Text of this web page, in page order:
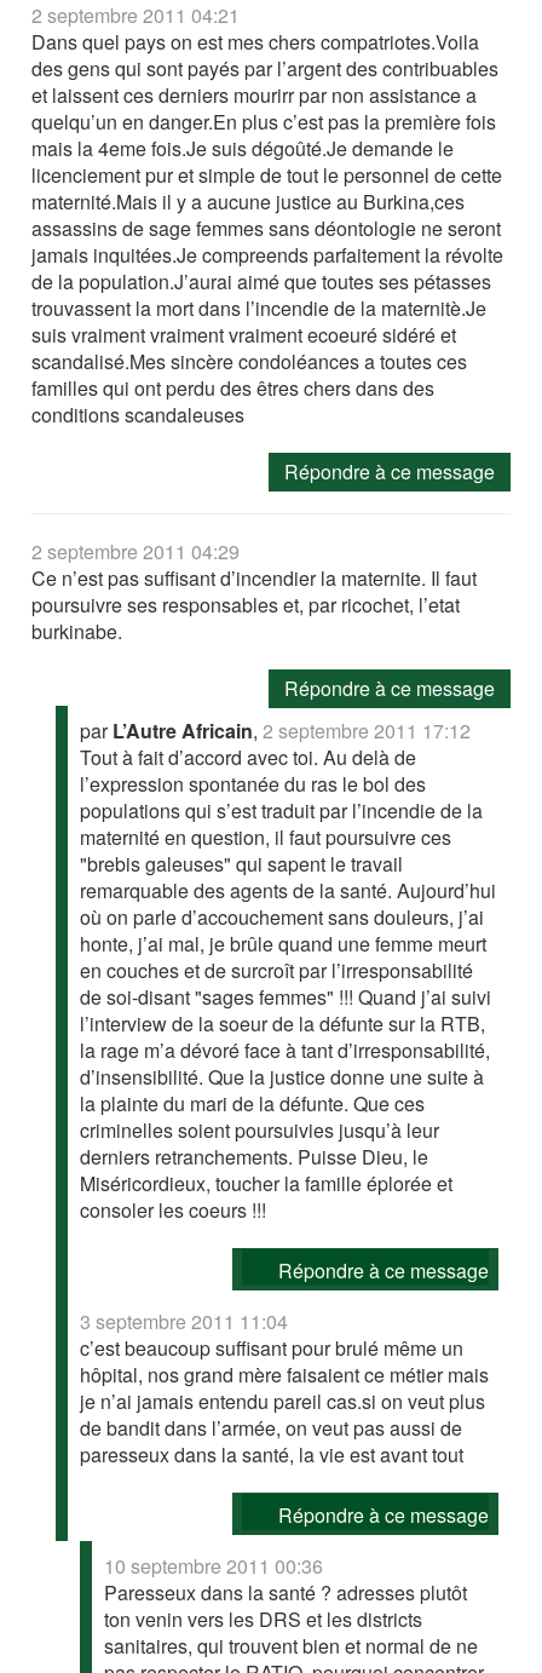
2 septembre 2011 04:21
Dans quel pays on est mes chers compatriotes.Voila
des gens qui sont payés par l’argent des contribuables
et laissent ces derniers mourirr par non assistance a
quelqu’un en danger.En plus c’est pas la première fois
mais la 4eme fois.Je suis dégoûté.Je demande le
licenciement pur et simple de tout le personnel de cette
maternité.Mais il y a aucune justice au Burkina,ces
assassins de sage femmes sans déontologie ne seront
jamais inquitées.Je compreends parfaitement la révolte
de la population.J’aurai aimé que toutes ses pétasses
trouvassent la mort dans l’incendie de la maternitè.Je
suis vraiment vraiment vraiment ecoeuré sidéré et
scandalisé.Mes sincère condoléances a toutes ces
familles qui ont perdu des êtres chers dans des
conditions scandaleuses
Répondre à ce message
2 septembre 2011 04:29
Ce n’est pas suffisant d’incendier la maternite. Il faut
poursuivre ses responsables et, par ricochet, l’etat
burkinabe.
Répondre à ce message
parL’Autre Africain,2 septembre 2011 17:12
Tout à fait d’accord avec toi. Au delà de
l’expression spontanée du ras le bol des
populations qui s’est traduit par l’incendie de la
maternité en question, il faut poursuivre ces
"brebis galeuses" qui sapent le travail
remarquable des agents de la santé. Aujourd’hui
où on parle d’accouchement sans douleurs, j’ai
honte, j’ai mal, je brûle quand une femme meurt
en couches et de surcroît par l’irresponsabilité
de soi-disant "sages femmes" !!! Quand j’ai suivi
l’interview de la soeur de la défunte sur la RTB,
la rage m’a dévoré face à tant d’irresponsabilité,
d’insensibilité. Que la justice donne une suite à
la plainte du mari de la défunte. Que ces
criminelles soient poursuivies jusqu’à leur
derniers retranchements. Puisse Dieu, le
Miséricordieux, toucher la famille éplorée et
consoler les coeurs !!!
Répondre à ce message
3 septembre 2011 11:04
c’est beaucoup suffisant pour brulé même un
hôpital, nos grand mère faisaient ce métier mais
je n’ai jamais entendu pareil cas.si on veut plus
de bandit dans l’armée, on veut pas aussi de
paresseux dans la santé, la vie est avant tout
Répondre à ce message
10 septembre 2011 00:36
Paresseux dans la santé ? adresses plutôt
ton venin vers les DRS et les districts
sanitaires, qui trouvent bien et normal de ne